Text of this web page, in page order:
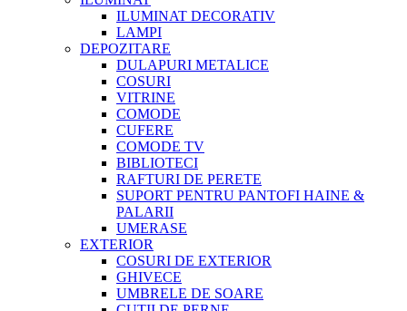
ILUMINAT DECORATIV
LAMPI
DEPOZITARE
DULAPURI METALICE
COSURI
VITRINE
COMODE
CUFERE
COMODE TV
BIBLIOTECI
RAFTURI DE PERETE
SUPORT PENTRU PANTOFI HAINE &
PALARII
UMERASE
EXTERIOR
COSURI DE EXTERIOR
GHIVECE
UMBRELE DE SOARE